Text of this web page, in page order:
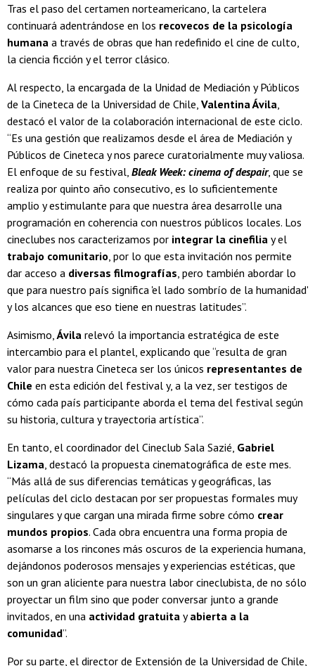
Tras el paso del certamen norteamericano, la cartelera
continuará adentrándose en los recovecos de la psicología
humana a través de obras que han redefinido el cine de culto,
la ciencia ficción y el terror clásico.
Al respecto, la encargada de la Unidad de Mediación y Públicos
de la Cineteca de la Universidad de Chile, Valentina Ávila
destacó el valor de la colaboración internacional de este ciclo.
“Es una gestión que realizamos desde el área de Mediación y
Públicos de Cineteca y nos parece curatorialmente muy valiosa.
El enfoque de su festival, Bleak Week: cinema of despair, que se
realiza por quinto año consecutivo, es lo suficientemente
amplio y estimulante para que nuestra área desarrolle una
programación en coherencia con nuestros públicos locales. Los
cineclubes nos caracterizamos por integrar la cinefilia y el
trabajo comunitario , por lo que esta invitación nos permite
dar acceso a diversas filmografías , pero también abordar lo
que para nuestro país significa 'el lado sombrío de la humanidad'
y los alcances que eso tiene en nuestras latitudes”.
Asimismo, Ávila relevó la importancia estratégica de este
intercambio para el plantel, explicando que “resulta de gran
valor para nuestra Cineteca ser los únicos representantes de
Chile en esta edición del festival y, a la vez, ser testigos de
cómo cada país participante aborda el tema del festival según
su historia, cultura y trayectoria artística”.
En tanto, el coordinador del Cineclub Sala Sazié, Gabriel
Lizama , destacó la propuesta cinematográfica de este mes.
“Más allá de sus diferencias temáticas y geográficas, las
películas del ciclo destacan por ser propuestas formales muy
singulares y que cargan una mirada firme sobre cómo crear
mundos propios. Cada obra encuentra una forma propia de
asomarse a los rincones más oscuros de la experiencia humana,
dejándonos poderosos mensajes y experiencias estéticas, que
son un gran aliciente para nuestra labor cineclubista, de no sólo
proyectar un film sino que poder conversar junto a grande
invitados, en una actividad gratuita yabierta a la
comunidad”.
Por su parte, el director de Extensión de la Universidad de Chile,